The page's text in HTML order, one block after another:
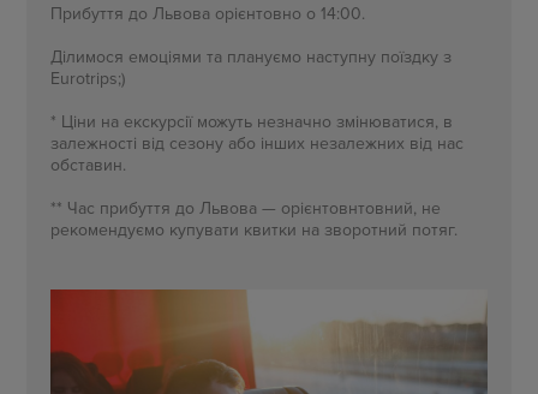
Прибуття до Львова орієнтовно о 14:00.
Ділимося емоціями та плануємо наступну поїздку з
Eurotrips;)
* Ціни на екскурсії можуть незначно змінюватися, в
залежності від сезону або інших незалежних від нас
обставин.
** Час прибуття до Львова — орієнтовнтовний, не
рекомендуємо купувати квитки на зворотний потяг.